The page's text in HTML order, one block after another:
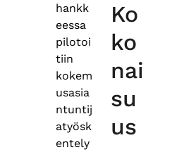
hankk
eessa
pilotoi
tiin
kokem
usasia
ntuntij
atyösk
entely
Ko
ko
nai
su
us